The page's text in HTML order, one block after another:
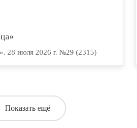
28 июля 2026 г. №29 (2315)
Показать ещё